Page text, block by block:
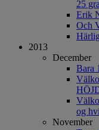
25
Erik
Och
2013
December
Bara
og
November